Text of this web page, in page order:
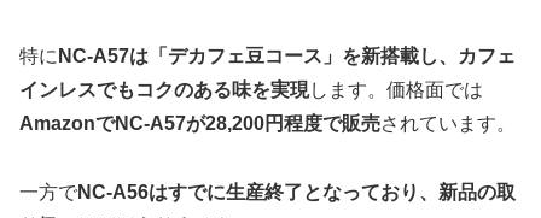
特に NC-A57は「デカフェ豆コース」を新搭載し、カフェ
インレスでもコクのある味を実現します。価格面では
AmazonでNC-A57が28,200円程度で販売されています。
一方でNC-A56はすでに生産終了となっており、新品の取